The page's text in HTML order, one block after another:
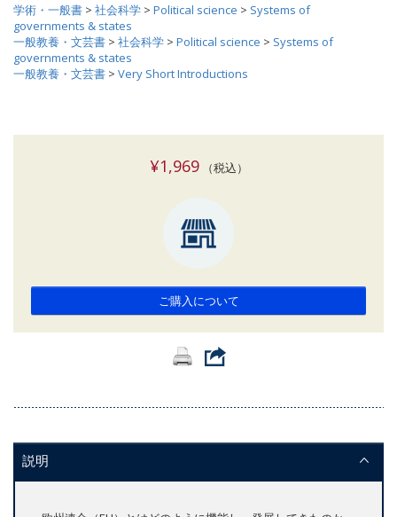
学術・一般書 > 社会科学 > Political science > Systems of
governments & states
一般教養・文芸書 > 社会科学 > Political science > Systems of
governments & states
一般教養・文芸書 > Very Short Introductions
¥1,969（税込）
ご購入について
説明